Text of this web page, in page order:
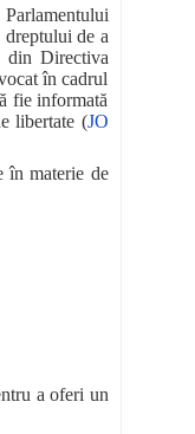
de a
din Directiva
în cadrul
fie informată
libertate (JO
în materie de
a oferi un